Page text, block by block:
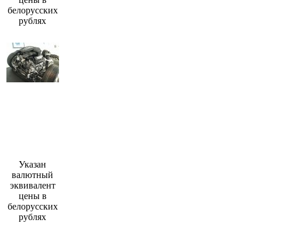
белорусских
рублях
Указан
валютный
эквивалент
цены в
белорусских
рублях